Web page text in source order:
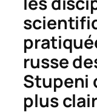
russe
Stupeni
plus